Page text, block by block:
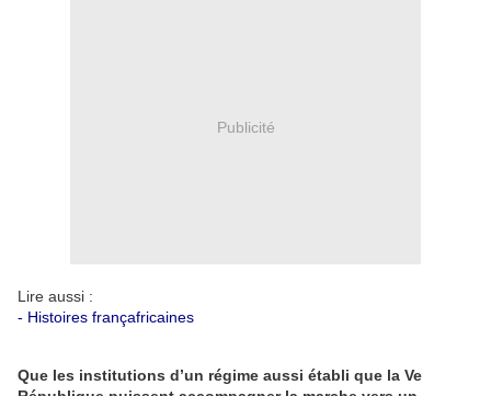
Publicité
Lire aussi :
- Histoires françafricaines
Que les institutions d’un régime aussi établi que la Ve